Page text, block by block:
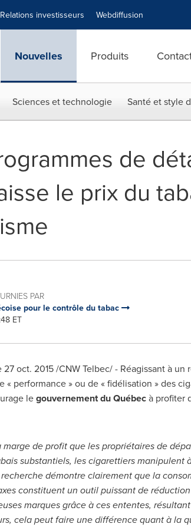
Relations investisseurs Webdiffusion
Nouvelles Produits
Sciences et technologie Santé et style
de
le prix du
PAR
pour le contrôle du tabac
ET
27 oct. 2015/CNW Telbec/ - Réagissant à
« performance » ou de « fidélisation » des
legouvernement du Québecà profiter
marge de profit que les propriétaires de
substantiels, les cigarettiers
démontre clairement que la
constituent un outil puissant de
marques grâce à ces ententes,
cela peut faire une différence quant à la